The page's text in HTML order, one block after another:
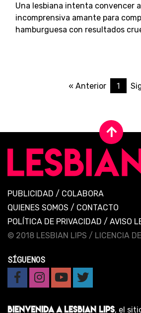
Una lesbiana intenta convencer
incomprensiva amante para
hamburguesa con resultados
« Anterior 1
PUBLICIDAD / COLABORA
QUIENES SOMOS / CONTACTO
POLÍTICA DE PRIVACIDAD / AVISO
© 2018 LESBIAN LIPS / LICENCIA
SÍGUENOS
BIENVENIDA A LESBIAN LIPS, el